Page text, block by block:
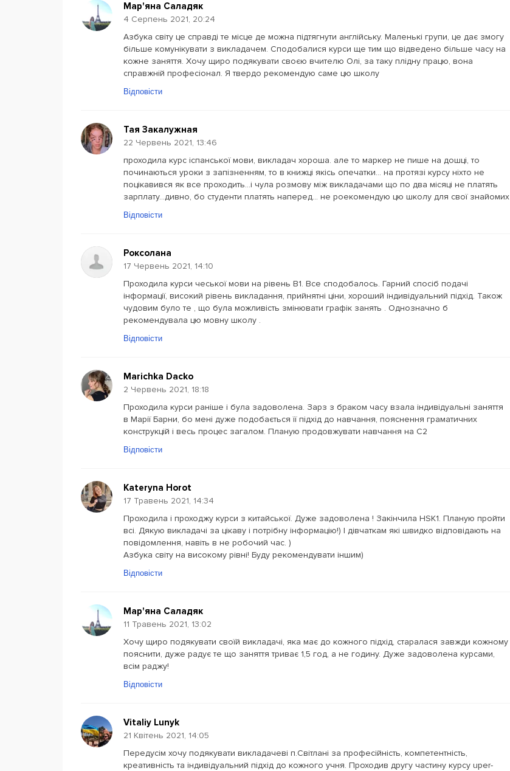
Мар'яна Саладяк
4 Серпень 2021, 20:24
Азбука світу це справді те місце де можна підтягнути англійську. Маленькі групи, це дає змогу
більше комунікувати з викладачем. Сподобалися курси ще тим що відведено більше часу на
кожне заняття. Хочу щиро подякувати своєю вчителю Олі, за таку плідну працю, вона
справжній професіонал. Я твердо рекомендую саме цю школу
Відповісти
Тая Закалужная
22 Червень 2021, 13:46
проходила курс іспанської мови, викладач хороша. але то маркер не пише на дошці, то
починаються уроки з запізненням, то в книжці якісь опечатки... на протязі курсу ніхто не
поцікавився як все проходить...і чула розмову між викладачами що по два місяці не платять
зарплату...дивно, бо студенти платять наперед... не роекомендую цю школу для свої знайомих
Відповісти
Роксолана
17 Червень 2021, 14:10
Проходила курси чеської мови на рівень В1. Все сподобалось. Гарний спосіб подачі
інформації, високий рівень викладання, прийнятні ціни, хороший індивідуальний підхід. Також
чудовим було те , що була можливість змінювати графік занять . Однозначно б
рекомендувала цю мовну школу .
Відповісти
Marichka Dacko
2 Червень 2021, 18:18
Проходила курси раніше і була задоволена. Зарз з браком часу взала індивідуальні заняття
в Марії Барни, бо мені дуже подобається її підхід до навчання, пояснення граматичних
конструкцій і весь процес загалом. Планую продовжувати навчання на С2
Відповісти
Kateryna Horot
17 Травень 2021, 14:34
Проходила і проходжу курси з китайської. Дуже задоволена ! Закінчила HSK1. Планую пройти
всі. Дякую викладачі за цікаву і потрібну інформацію!) І дівчаткам які швидко відповідають на
повідомлення, навіть в не робочий час. )
Азбука світу на високому рівні! Буду рекомендувати іншим)
Відповісти
Мар'яна Саладяк
11 Травень 2021, 13:02
Хочу щиро подякувати своїй викладачі, яка має до кожного підхід, старалася завжди кожному
пояснити, дуже радує те що заняття триває 1,5 год, а не годину. Дуже задоволена курсами,
всім раджу!
Відповісти
Vitaliy Lunyk
21 Квітень 2021, 14:05
Передусім хочу подякувати викладачеві п.Світлані за професійність, компетентність,
креативність та індивідуальний підхід до кожного учня. Проходив другу частину курсу uper-